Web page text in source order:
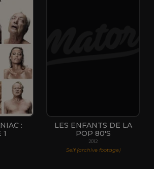
:
1
LES ENFANTS DE LA
POP 80'S
2012
Self (archive footage)